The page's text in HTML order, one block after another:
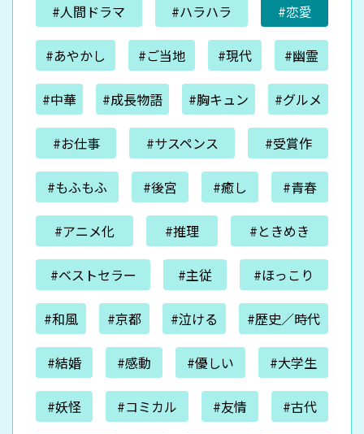
#人間ドラマ #ハラハラ #恋愛
#あやかし #ご当地 #現代 #幽霊
#中華 #成長物語 #胸キュン #グルメ
#お仕事 #サスペンス #受賞作
#もふもふ #後宮 #癒し #青春
#アニメ化 #推理 #ときめき
#ベストセラー #主従 #ほっこり
#和風 #京都 #泣ける #歴史／時代
#結婚 #感動 #優しい #大学生
#妖怪 #コミカル #友情 #古代